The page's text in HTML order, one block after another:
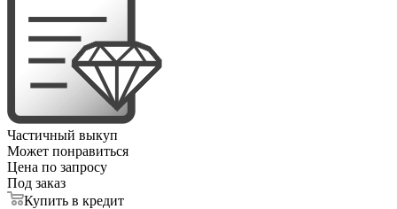
Частичный выкуп
Может понравиться
Цена по запросу
Под заказ
Купить в кредит